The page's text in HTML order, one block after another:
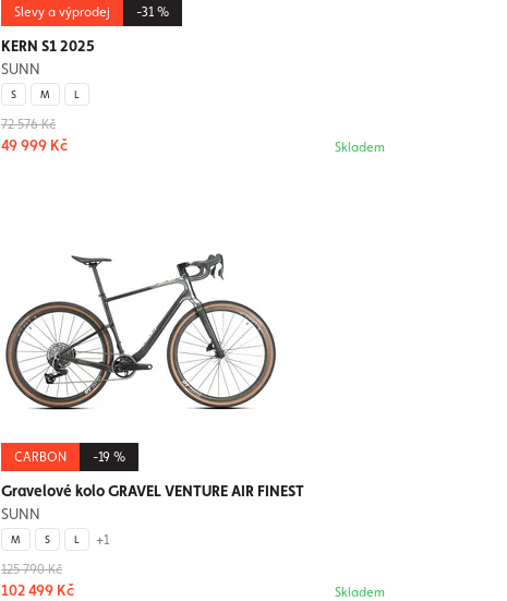
Slevy a výprodej -31 %
KERN S1 2025
SUNN
S M L
72 576 Kč
49 999 Kč Skladem
CARBON -19 %
Gravelové kolo GRAVEL VENTURE AIR FINEST
SUNN
M S L
+1
125 790 Kč
102 499 Kč Skladem